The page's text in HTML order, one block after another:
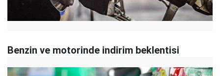
Benzin ve motorinde indirim beklentisi